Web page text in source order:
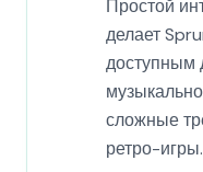
Простой
делает
доступным
сложные
ретро-игры.